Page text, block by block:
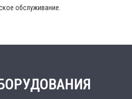
обслуживание.